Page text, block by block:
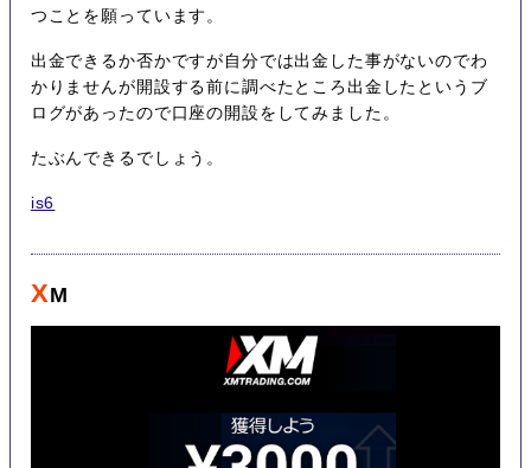
つことを願っています。
出金できるか否かですが自分では出金した事がないのでわ
かりませんが開設する前に調べたところ出金したというブ
ログがあったので口座の開設をしてみました。
たぶんできるでしょう。
is6
XM